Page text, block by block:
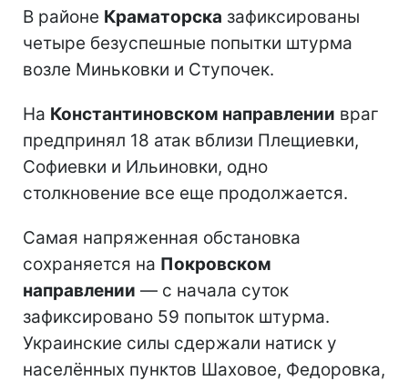
В районе Краматорска зафиксированы
четыре безуспешные попытки штурма
возле Миньковки и Ступочек.
На Константиновском направлении враг
предпринял 18 атак вблизи Плещиевки,
Софиевки и Ильиновки, одно
столкновение все еще продолжается.
Самая напряженная обстановка
сохраняется на Покровском
направлении — с начала суток
зафиксировано 59 попыток штурма.
Украинские силы сдержали натиск у
населённых пунктов Шаховое, Федоровка,